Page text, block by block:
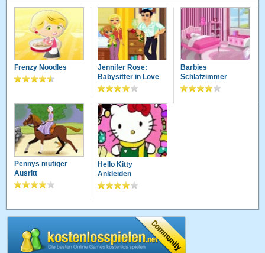
Frenzy Noodles
Jennifer Rose:
Babysitter in Love
Barbies
Schlafzimmer
Pennys mutiger
Ausritt
Hello Kitty
Ankleiden